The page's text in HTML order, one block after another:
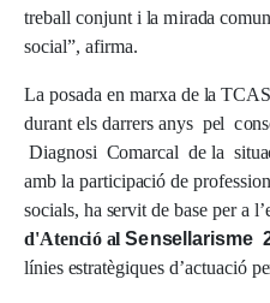
treball conjunt i lamirada comun
social”, afirma.
Laposada en marxa de la TC
durant els darrers anys pelc
Diagnosi Comarcalde la situa
amb la participaciódeprofession
socials, ha servitdebaseper a l’
d'Atenció alSense larisme
línies estratègiques d’actuació pe